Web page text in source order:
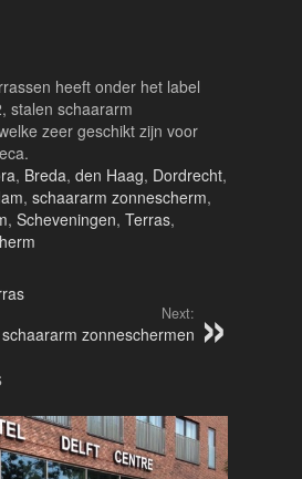
heeft onder het label
stalen schaararm
zeer geschikt zijn voor
, Breda,den Haag, Dordrecht,
,schaararm zonnescherm,
,Scheveningen,Terras,
Next:
zonneschermen